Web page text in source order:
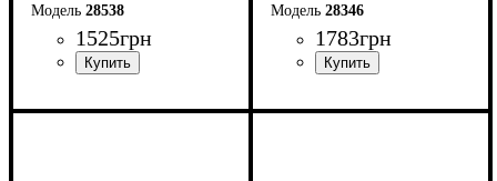
28538
1525грн
Ширина: 40,2 см
28346
1783грн
Ширина: 40 см